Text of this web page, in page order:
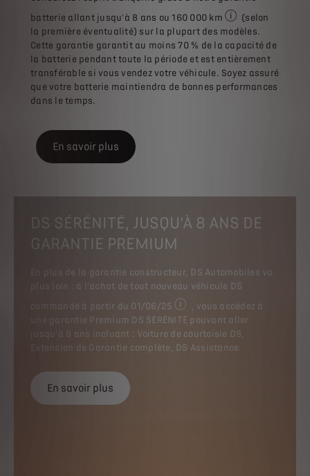
batterie allant jusqu'à 8 ans ou 160 000 km
Les informations
(selon
la première éventualité) sur la plupart des modèles.
Cette garantie garantit au moins 70 % de la capacité de
la batterie pendant toute la période et est entièrement
transférable si vous vendez votre véhicule. Soyez assuré
que votre batterie maintiendra de bonnes performances
dans le temps.
En savoir plus
DS SÉRÉNITÉ, JUSQU’À 8 ANS DE
GARANTIE PREMIUM
En plus de la garantie constructeur, DS Automobiles va
plus loin : à l'achat de tout nouveau véhicule DS
commandé à partir du 01/06/25
voir mentions légales en bas
, vous accédez à
une garantie Premium DS SÉRÉNITÉ pouvant aller
jusqu'à 8 ans incluant : Voiture de courtoisie DS,
Extension de Garantie complète, DS Assistance.
En savoir plus